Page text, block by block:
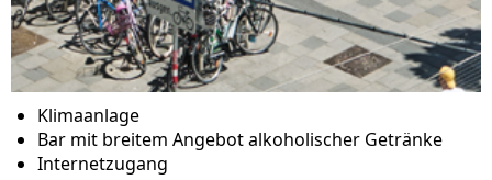
Klimaanlage
Bar mit breitem Angebot alkoholischer Getränke
Internetzugang